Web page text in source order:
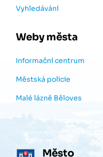
Vyhledávání
Weby města
Informační centrum
Městská policie
Malé lázně Běloves
Město